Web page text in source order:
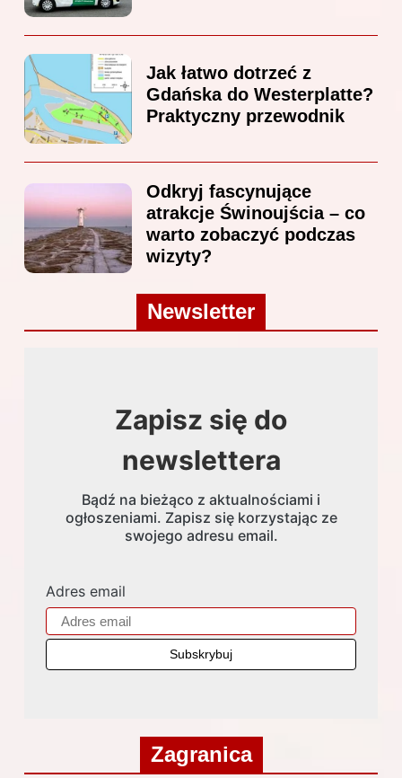
Jak łatwo dotrzeć z
Gdańska do Westerplatte?
Praktyczny przewodnik
Odkryj fascynujące
atrakcje Świnoujścia – co
warto zobaczyć podczas
wizyty?
Newsletter
Zapisz się do
newslettera
Bądź na bieżąco z aktualnościami i
ogłoszeniami. Zapisz się korzystając ze
swojego adresu email.
Adres email
Zagranica